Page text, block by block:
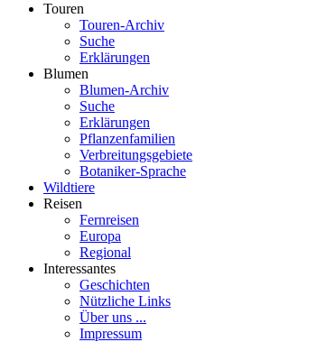
Touren
Touren-Archiv
Suche
Erklärungen
Blumen
Blumen-Archiv
Suche
Erklärungen
Pflanzenfamilien
Verbreitungsgebiete
Botaniker-Sprache
Wildtiere
Reisen
Fernreisen
Europa
Regional
Interessantes
Geschichten
Nützliche Links
Über uns ...
Impressum